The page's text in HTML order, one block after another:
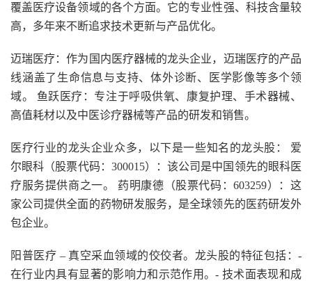
覆盖医疗设备领域的各个方面。它的专业性强、科技含量较
高，多年来不断追求技术更新与产品优化。
迈瑞医疗：作为国内医疗器械的龙头企业，迈瑞医疗的产品
线涵盖了生命信息与支持、体外诊断、医学影像等多个领
域。 鱼跃医疗：专注于呼吸供氧、康复护理、手术器械、
高值耗材以及中医诊疗器械等产品的研发和销售。
医疗行业的龙头企业众多，以下是一些知名的龙头股： 爱
尔眼科（股票代码：300015）：该公司是中国领先的眼科医
疗服务提供商之一。 药明康德（股票代码：603259）：这
家公司提供全面的药物研发服务，是全球领先的医药研发外
包企业。
阳普医疗 – 真空采血领域的佼佼者。龙头股的特征包括：-
在行业内具有显著的影响力和示范作用。- 技术面表现和成